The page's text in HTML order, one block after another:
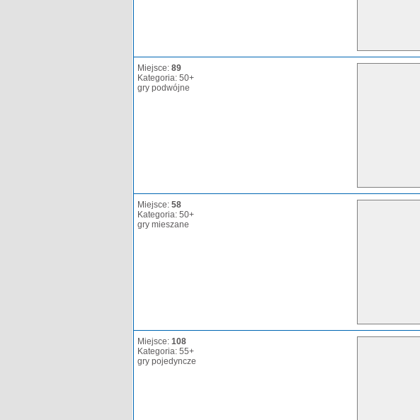
Miejsce: 89
Kategoria: 50+
gry podwójne
Miejsce: 58
Kategoria: 50+
gry mieszane
Miejsce: 108
Kategoria: 55+
gry pojedyncze